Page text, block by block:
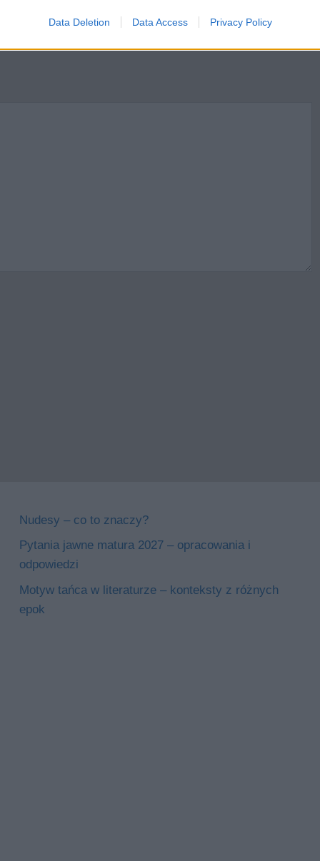
Data Deletion Data Access Privacy Policy
prometejskiej w odwołaniu do mitologii i romantyzmu polskiego
Nudesy – co to znaczy?
Pytania jawne matura 2027 – opracowania i
odpowiedzi
Motyw tańca w literaturze – konteksty z różnych
epok